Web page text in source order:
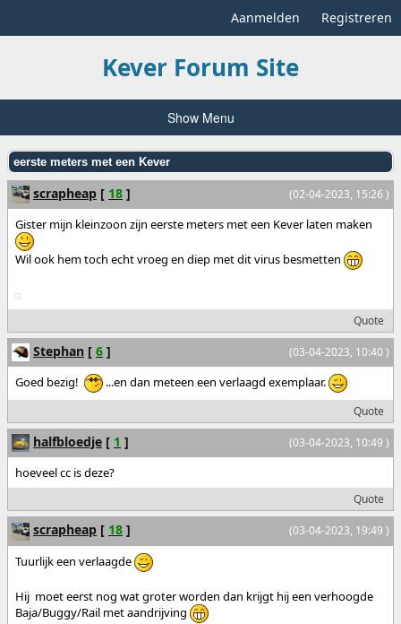
Aanmelden Registreren
Kever Forum Site
Show Menu
eerste meters met een Kever
(02-04-2023, 15:26 )
scrapheap [ 18 ]
Gister mijn kleinzoon zijn eerste meters met een Kever laten maken
Wil ook hem toch echt vroeg en diep met dit virus besmetten
Quote
(03-04-2023, 10:40 )
Stephan [ 6 ]
Goed bezig! ...en dan meteen een verlaagd exemplaar.
Quote
(03-04-2023, 10:49 )
halfbloedje [ 1 ]
hoeveel cc is deze?
Quote
(03-04-2023, 19:49 )
scrapheap [ 18 ]
Tuurlijk een verlaagde
Hij moet eerst nog wat groter worden dan krijgt hij een verhoogde
Baja/Buggy/Rail met aandrijving